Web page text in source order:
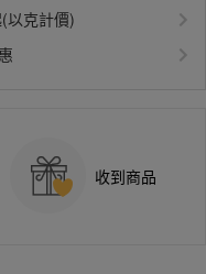
以克計價)
收到商品